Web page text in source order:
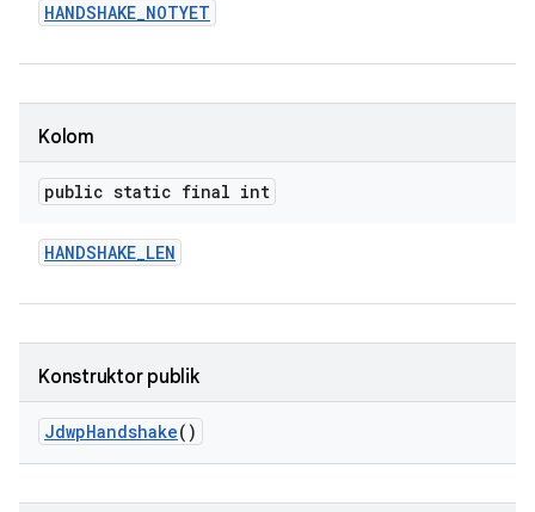
HANDSHAKE_NOTYET
Kolom
public static final int
HANDSHAKE_LEN
Konstruktor publik
JdwpHandshake()